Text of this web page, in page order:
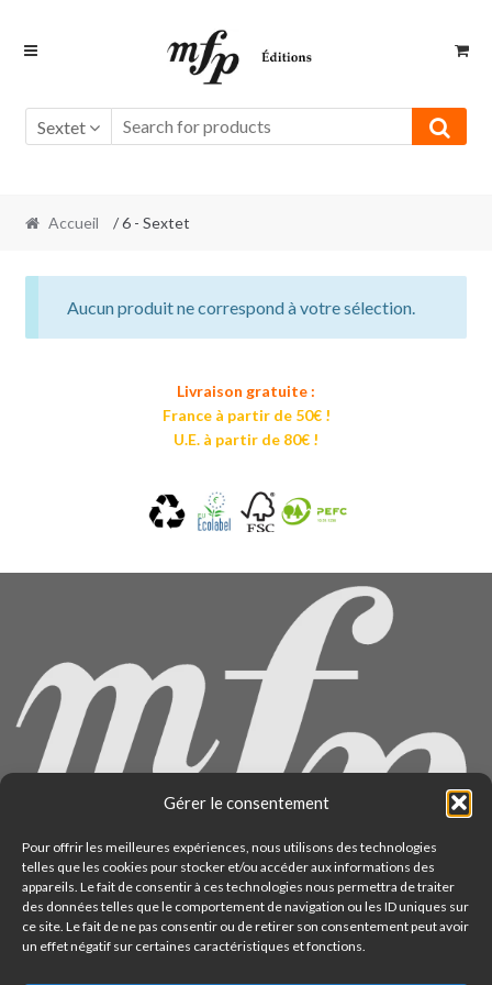
Gérer le consentement
Pour offrir les meilleures expériences, nous utilisons des technologies
telles que les cookies pour stocker et/ou accéder aux informations des
appareils. Le fait de consentir à ces technologies nous permettra de traiter
des données telles que le comportement de navigation ou les ID uniques sur
ce site. Le fait de ne pas consentir ou de retirer son consentement peut avoir
un effet négatif sur certaines caractéristiques et fonctions.
Retour
navigation
Aller
Sextet
Accueil / 6 - Sextet
Aucun produit ne correspond à votre sélection.
Livraison gratuite :
France à partir de 50€ !
U.E. à partir de 80€ !
22 rue du Docteur Potain - Paris